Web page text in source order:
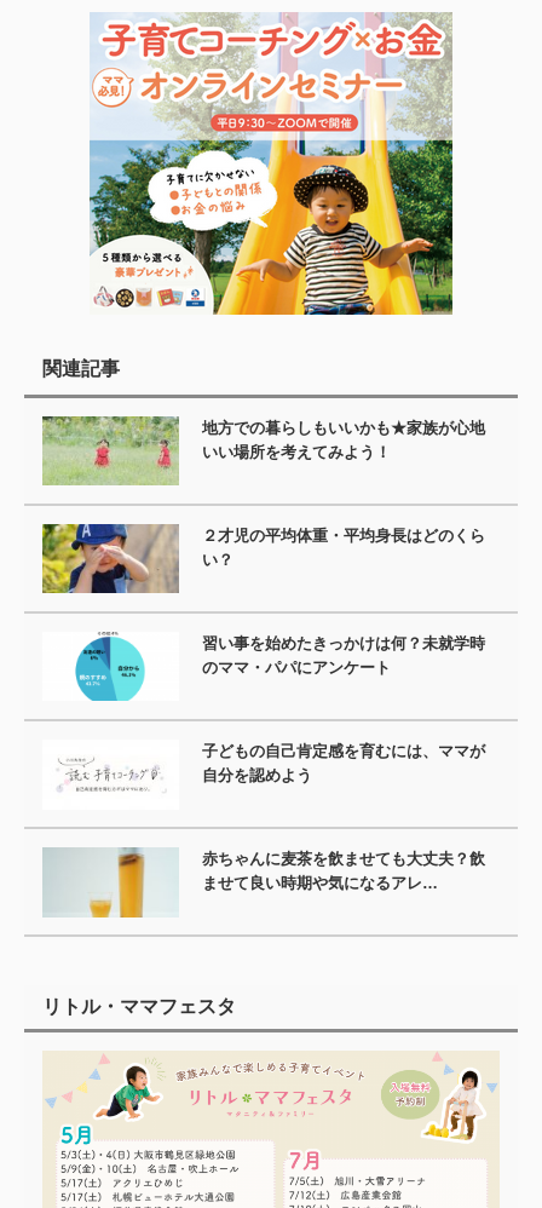
関連記事
地方での暮らしもいいかも★家族が心地
いい場所を考えてみよう！
２才児の平均体重・平均身長はどのくら
い？
習い事を始めたきっかけは何？未就学時
のママ・パパにアンケート
子どもの自己肯定感を育むには、ママが
自分を認めよう
赤ちゃんに麦茶を飲ませても大丈夫？飲
ませて良い時期や気になるアレ…
リトル・ママフェスタ